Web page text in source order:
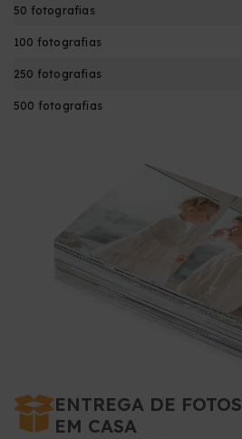
50 fotografias
100 fotografias
250 fotografias
500 fotografias
ENTREGA DE FOTOS
EM CASA